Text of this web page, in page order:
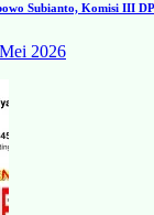
Subianto, Komisi III
2026